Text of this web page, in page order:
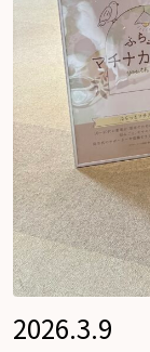
2026.3.9